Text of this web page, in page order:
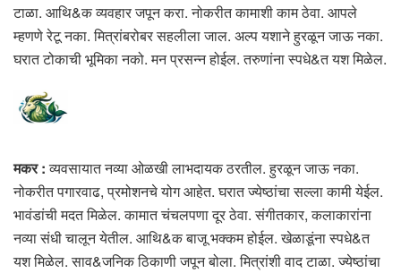
टाळा. आथि&क व्यवहार जपून करा. नोकरीत कामाशी काम ठेवा. आपले
म्हणणे रेटू नका. मित्रांबरोबर सहलीला जाल. अल्प यशाने हुरळून जाऊ नका.
घरात टोकाची भूमिका नको. मन प्रसन्न होईल. तरुणांना स्पधे&त यश मिळेल.
मकर :व्यवसायात नव्या ओळखी लाभदायक ठरतील. हुरळून जाऊ नका.
नोकरीत पगारवाढ, प्रमोशनचे योग आहेत. घरात ज्येष्ठांचा सल्ला कामी येईल.
भावंडांची मदत मिळेल. कामात चंचलपणा दूर ठेवा. संगीतकार, कलाकारांना
नव्या संधी चालून येतील. आथि&क बाजू भक्कम होईल. खेळाडूंना स्पधे&त
यश मिळेल. साव&जनिक ठिकाणी जपून बोला. मित्रांशी वाद टाळा. ज्येष्ठांचा